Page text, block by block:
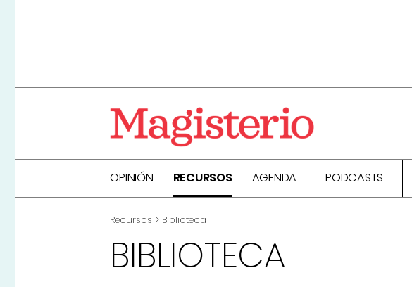
OPINIÓN RECURSOS AGENDA PODCASTS
Recursos Biblioteca
BIBLIOTECA